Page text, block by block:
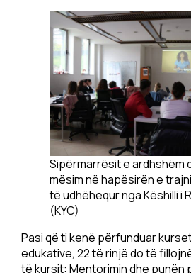
Sipërmarrësit e ardhshëm
mësim në hapësirën e
të udhëhequr nga Këshilli i
(KYC)
Pasi që ti kenë përfunduar
edukative, 22 të rinjë do të
të kursit: Mentorimin dhe punën